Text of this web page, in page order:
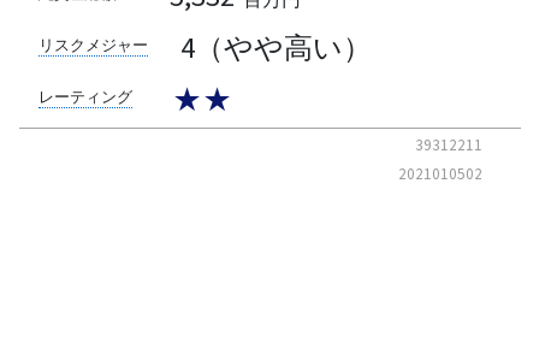
リスクメジャー 4（やや高い）
レーティング ★★
39312211
2021010502